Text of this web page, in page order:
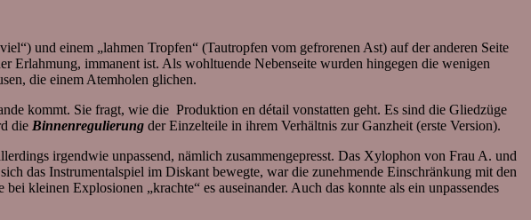
und einem „lahmen Tropfen“ (Tautropfen vom gefrorenen Ast) auf der anderen Seite
Erlahmung, immanent ist. Als wohltuende Nebenseite wurden hingegen die wenigen
die einem Atemholen glichen.
kommt. Sie fragt, wie die Produktion en détail vonstatten geht. Es sind die Gliedzüge
die Binnenregulierung der Einzelteile in ihrem Verhältnis zur Ganzheit (erste Version).
irgendwie unpassend, nämlich zusammengepresst. Das Xylophon von Frau A. und
das Instrumentalspiel im Diskant bewegte, war die zunehmende Einschränkung mit den
kleinen Explosionen „krachte“ es auseinander. Auch das konnte als ein unpassendes